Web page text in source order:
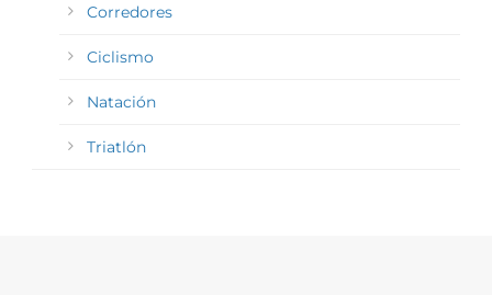
Corredores
Ciclismo
Natación
Triatlón